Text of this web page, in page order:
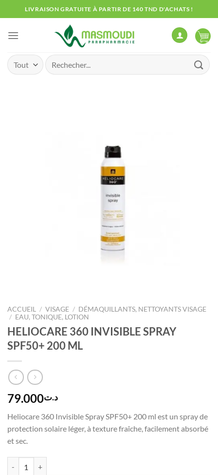
au
contenu
LIVRAISON GRATUITE À PARTIR DE 140 TND D'ACHATS !
Recherche
pour :
ACCUEIL / VISAGE / DÉMAQUILLANTS, NETTOYANTS VISAGE
/ EAU, TONIQUE, LOTION
HELIOCARE 360 INVISIBLE SPRAY
SPF50+ 200 ML
د.ت79.000
Heliocare 360 Invisible Spray SPF50+ 200 ml est un spray de
protection solaire léger, à texture fraîche, facilement absorbé
et sec.